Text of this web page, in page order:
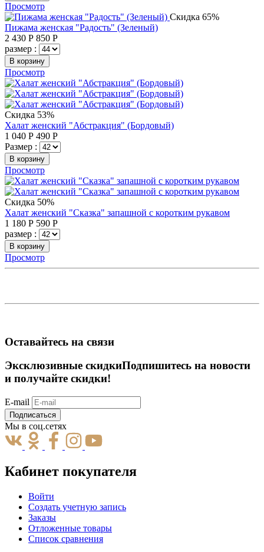
Просмотр
Скидка 65%
Пижама женская "Радость" (Зеленый)
2 430 Р 850 Р
размер :
В корзину
Просмотр
Скидка 53%
Халат женский "Абстракция" (Бордовый)
1 040 Р 490 Р
Размер :
В корзину
Просмотр
Скидка 50%
Халат женский "Сказка" запашной с коротким рукавом
1 180 Р 590 Р
размер :
В корзину
Просмотр
Оставайтесь на связи
Эксклюзивные скидкиПодпишитесь на новости
и получайте скидки!
E-mail
Подписаться
Мы в соц.сетях
Кабинет покупателя
Войти
Создать учетную запись
Заказы
Отложенные товары
Список сравнения